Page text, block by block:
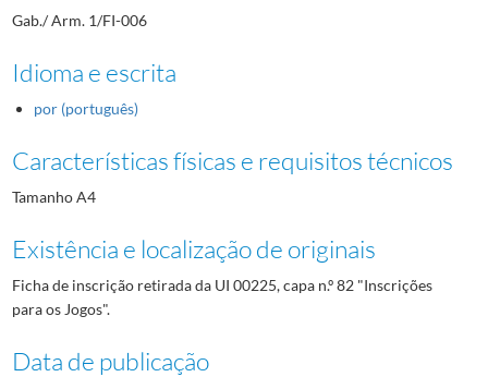
Gab./ Arm. 1/FI-006
Idioma e escrita
por (português)
Características físicas e requisitos técnicos
Tamanho A4
Existência e localização de originais
Ficha de inscrição retirada da UI 00225, capa n.º 82 "Inscrições
para os Jogos".
Data de publicação